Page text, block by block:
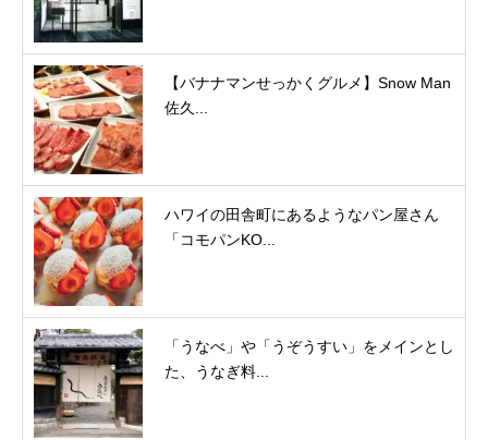
【バナナマンせっかくグルメ】Snow Man
佐久...
ハワイの田舎町にあるようなパン屋さん
「コモパンKO...
「うなべ」や「うぞうすい」をメインとし
た、うなぎ料...